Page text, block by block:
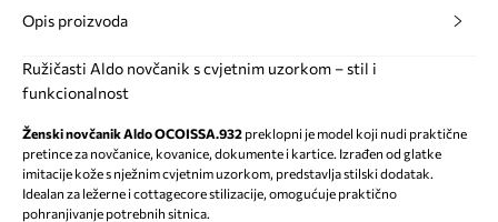
Opis proizvoda
Ružičasti Aldo novčanik s cvjetnim uzorkom – stil i
funkcionalnost
Ženski novčanik Aldo OCOISSA.932 preklopni je model koji nudi praktične
pretince za novčanice, kovanice, dokumente i kartice. Izrađen od glatke
imitacije kože s nježnim cvjetnim uzorkom, predstavlja stilski dodatak.
Idealan za ležerne i cottagecore stilizacije, omogućuje praktično
pohranjivanje potrebnih sitnica.